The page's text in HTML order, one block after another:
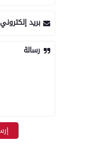
بريد إلكتروني
رسالة